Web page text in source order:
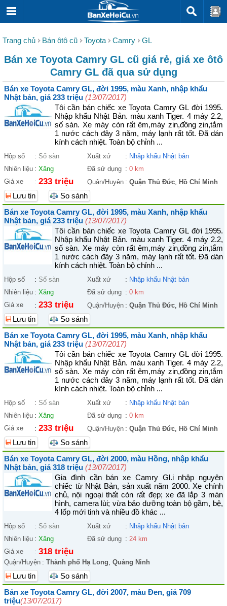
Trang chủ Bán ôtô cũ Toyota Camry GL
Bán xe Toyota Camry GL cũ giá rẻ, giá xe ôtô
Camry GL đã qua sử dụng
Bán xe Toyota Camry GL, đời 1995, màu Xanh, nhập khẩu
Nhật bản, giá 233 triệu (13/07/2017)
Tôi cần bán chiếc xe Toyota Camry GL đời 1995.
Nhập khẩu Nhật Bản. màu xanh Tiger. 4 máy 2.2,
số sàn. Xe máy còn rất êm,máy zin,đồng zin,tắm
1 nước cách đây 3 năm, máy lạnh rất tốt. Đã dán
kính cách nhiệt. Toàn bộ chỉnh ...
Hộp số : Số sàn Xuất xứ : Nhập khẩu Nhật bản
Nhiên liệu : Xăng Đã sử dụng : 0 km
Giá xe
: 233 triệu Quận/Huyện : Quận Thủ Đức, Hồ Chí Minh
Lưu tin
So sánh
Bán xe Toyota Camry GL, đời 1995, màu Xanh, nhập khẩu
Nhật bản, giá 233 triệu (13/07/2017)
Tôi cần bán chiếc xe Toyota Camry GL đời 1995.
Nhập khẩu Nhật Bản. màu xanh Tiger. 4 máy 2.2,
số sàn. Xe máy còn rất êm,máy zin,đồng zin,tắm
1 nước cách đây 3 năm, máy lạnh rất tốt. Đã dán
kính cách nhiệt. Toàn bộ chỉnh ...
Hộp số : Số sàn Xuất xứ : Nhập khẩu Nhật bản
Nhiên liệu : Xăng Đã sử dụng : 0 km
Giá xe
: 233 triệu Quận/Huyện : Quận Thủ Đức, Hồ Chí Minh
Lưu tin
So sánh
Bán xe Toyota Camry GL, đời 1995, màu Xanh, nhập khẩu
Nhật bản, giá 233 triệu (13/07/2017)
Tôi cần bán chiếc xe Toyota Camry GL đời 1995.
Nhập khẩu Nhật Bản. màu xanh Tiger. 4 máy 2.2,
số sàn. Xe máy còn rất êm,máy zin,đồng zin,tắm
1 nước cách đây 3 năm, máy lạnh rất tốt. Đã dán
kính cách nhiệt. Toàn bộ chỉnh ...
Hộp số : Số sàn Xuất xứ : Nhập khẩu Nhật bản
Nhiên liệu : Xăng Đã sử dụng : 0 km
Giá xe
: 233 triệu Quận/Huyện : Quận Thủ Đức, Hồ Chí Minh
Lưu tin
So sánh
Bán xe Toyota Camry GL, đời 2000, màu Hồng, nhập khẩu
Nhật bản, giá 318 triệu (13/07/2017)
Gia đình cần bán xe Camry Gl.i nhập nguyên
chiếc từ Nhật Bản, sản xuất năm 2000. Xe chính
chủ, nội ngoại thất còn rất đẹp; xe đã lắp 3 màn
hình, camera lùi; vừa bảo dưỡng toàn bộ gầm, bệ,
4 lốp mới tinh và nhiều đồ khác ...
Hộp số : Số sàn Xuất xứ : Nhập khẩu Nhật bản
Nhiên liệu : Xăng Đã sử dụng : 24 km
Giá xe
: 318 triệu
Quận/Huyện : Thành phố Hạ Long, Quảng Ninh
Lưu tin
So sánh
Bán xe Toyota Camry GL, đời 2007, màu Đen, giá 709
triệu(13/07/2017)